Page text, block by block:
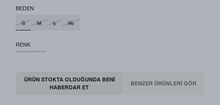
BEDEN
S
M L XL
RENK
ÜRÜN STOKTA OLDUĞUNDA BENI
HABERDAR ET
BENZER ÜRÜNLERİ GÖR